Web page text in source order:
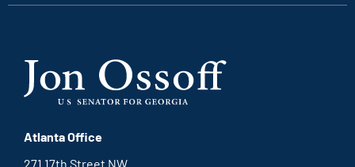
Atlanta Office
271 17th Street NW